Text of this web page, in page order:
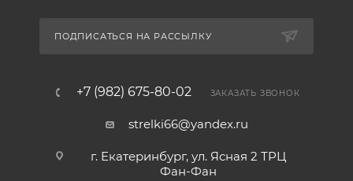
ПОДПИСАТЬСЯ НА РАССЫЛКУ
+7 (982) 675-80-02 ЗАКАЗАТЬ ЗВОНОК
strelki66@yandex.ru
г. Екатеринбург, ул. Ясная 2 ТРЦ
Фан-Фан